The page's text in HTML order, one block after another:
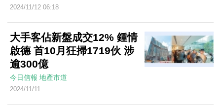
2024/11/12 06:18
大手客佔新盤成交12% 鍾情
啟德 首10月狂掃1719伙 涉
逾300億
今日信報 地產市道
2024/11/11